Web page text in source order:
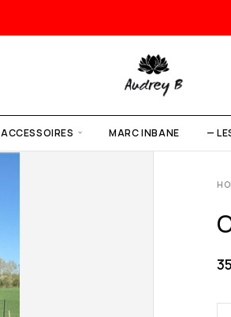
ACCESSOIRES MARC INBANE —